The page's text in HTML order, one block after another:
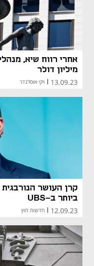
מיליון דולר
13.09.23 ויקי אוסלנדר
קרן העושר
ביותר ב-UBS
12.09.23 חדשות חוץ